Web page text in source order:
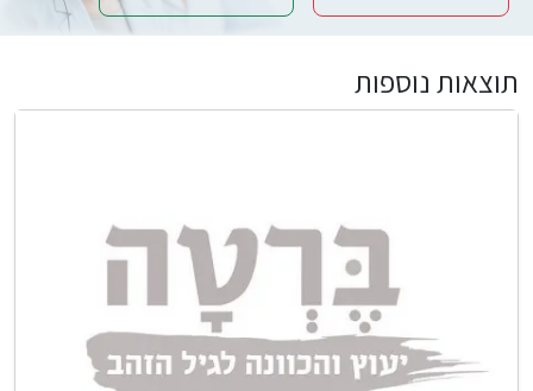
תוצאות נוספות